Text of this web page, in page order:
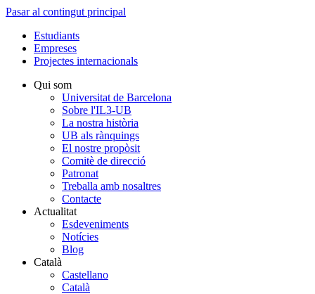
Pasar al contingut principal
Estudiants
Empreses
Projectes internacionals
Qui som
Universitat de Barcelona
Sobre l'IL3-UB
La nostra història
UB als rànquings
El nostre propòsit
Comitè de direcció
Patronat
Treballa amb nosaltres
Contacte
Actualitat
Esdeveniments
Notícies
Blog
Català
Castellano
Català